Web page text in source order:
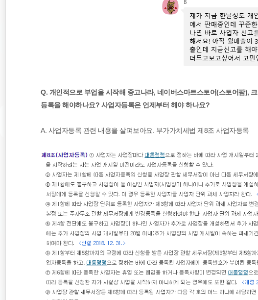
Q. 개인적으로 부업을 시작해 중고나라, 네이버스마트스토어(스토어팜),
등록을 해야하나요? 사업자등록은 언제부터 해야 하나요?
A. 사업자등록 관련 내용을 살펴보아요. 부가가치세법 제8조 사업자등록